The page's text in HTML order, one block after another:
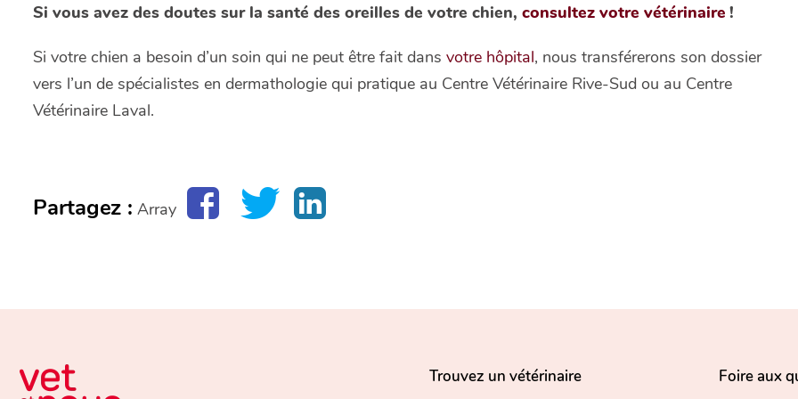
Si vous avez des doutes sur la santé des oreilles de votre chien, consultez votre vétérinaire !
Si votre chien a besoin d’un soin qui ne peut être fait dans votre hôpital, nous transférerons son dossier
vers l’un de spécialistes en dermathologie qui pratique au Centre Vétérinaire Rive-Sud ou au Centre
Vétérinaire Laval.
Partagez : Array
Trouvez un vétérinaire Foire aux